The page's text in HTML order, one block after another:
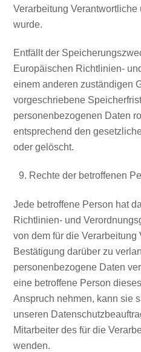
Verarbeitung
wurde.
Entfällt der
Europäischen Richtlinien-
einem anderen zuständigen
vorgeschriebene
personenbezogenen Daten
entsprechend den
oder gelöscht.
Rechte der betroffenen
Jede betroffene Person hat
Richtlinien- und
von dem für die
Bestätigung darüber zu
personenbezogene Daten
eine betroffene Person
Anspruch nehmen, kann sie
unseren
Mitarbeiter des für die
wenden.